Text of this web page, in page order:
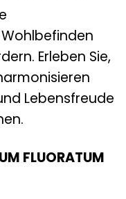
Erleben Sie,
Lebensfreude
FLUORATUM